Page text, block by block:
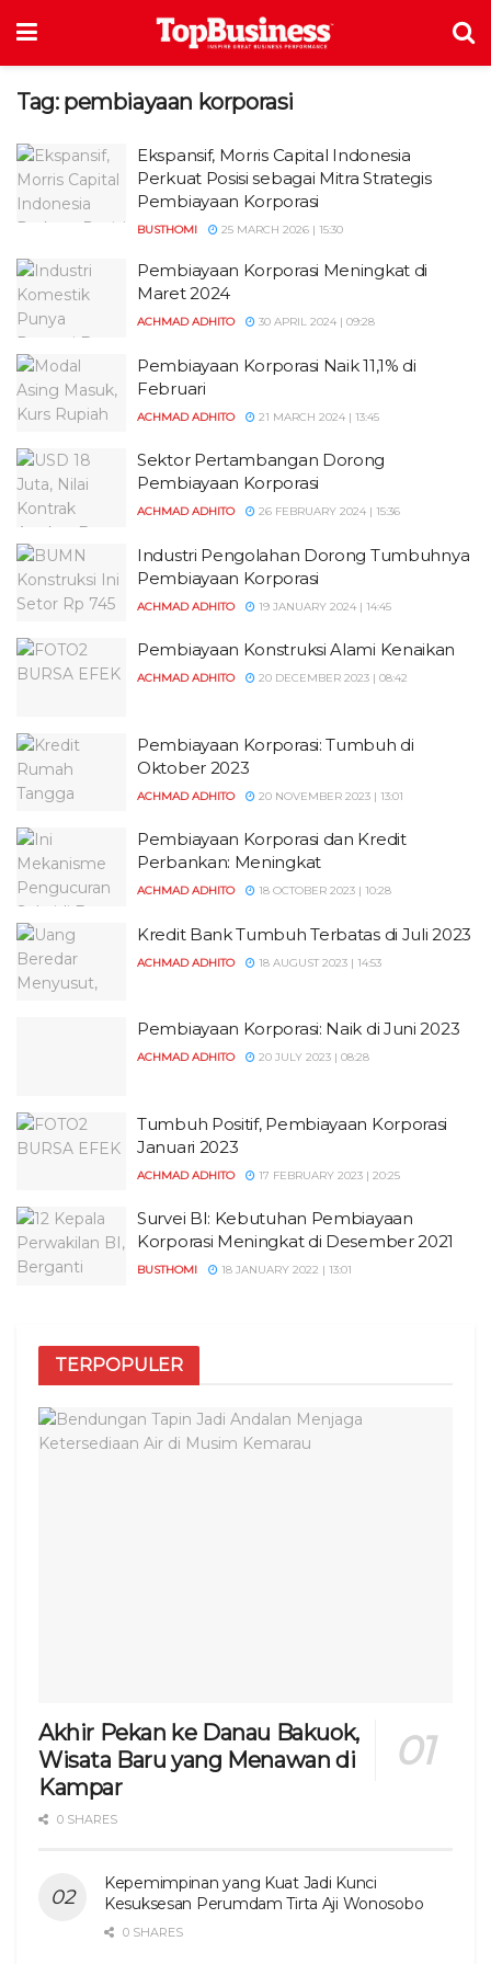
Tag: pembiayaan korporasi
Ekspansif, Morris Capital Indonesia
Perkuat Posisi sebagai Mitra Strategis
Pembiayaan Korporasi
BUSTHOMI 25 MARCH 2026 | 15:30
Pembiayaan Korporasi Meningkat di
Maret 2024
ACHMAD ADHITO 30 APRIL 2024 | 09:28
Pembiayaan Korporasi Naik 11,1% di
Februari
ACHMAD ADHITO 21 MARCH 2024 | 13:45
Sektor Pertambangan Dorong
Pembiayaan Korporasi
ACHMAD ADHITO 26 FEBRUARY 2024 | 15:36
Industri Pengolahan Dorong Tumbuhnya
Pembiayaan Korporasi
ACHMAD ADHITO 19 JANUARY 2024 | 14:45
Pembiayaan Konstruksi Alami Kenaikan
ACHMAD ADHITO 20 DECEMBER 2023 | 08:42
Pembiayaan Korporasi: Tumbuh di
Oktober 2023
ACHMAD ADHITO 20 NOVEMBER 2023 | 13:01
Pembiayaan Korporasi dan Kredit
Perbankan: Meningkat
ACHMAD ADHITO 18 OCTOBER 2023 | 10:28
Kredit Bank Tumbuh Terbatas di Juli 2023
ACHMAD ADHITO 18 AUGUST 2023 | 14:53
Pembiayaan Korporasi: Naik di Juni 2023
ACHMAD ADHITO 20 JULY 2023 | 08:28
Tumbuh Positif, Pembiayaan Korporasi
Januari 2023
ACHMAD ADHITO 17 FEBRUARY 2023 | 20:25
Survei BI: Kebutuhan Pembiayaan
Korporasi Meningkat di Desember 2021
BUSTHOMI 18 JANUARY 2022 | 13:01
TERPOPULER
Akhir Pekan ke Danau Bakuok,
Wisata Baru yang Menawan di
Kampar
0 SHARES
Kepemimpinan yang Kuat Jadi Kunci
Kesuksesan Perumdam Tirta Aji Wonosobo
0 SHARES